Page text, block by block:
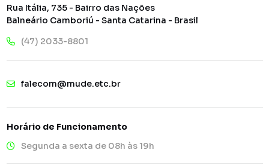
Rua Itália, 735 - Bairro das Nações
Balneário Camboriú - Santa Catarina - Brasil
(47) 2033-8801
falecom@mude.etc.br
Horário de Funcionamento
Segunda a sexta de 08h às 19h